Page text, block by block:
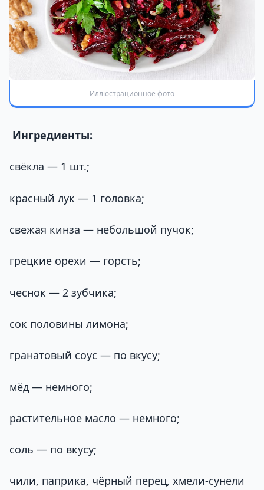
Иллюстрационное фото
Ингредиенты:
свёкла — 1 шт.;
красный лук — 1 головка;
свежая кинза — небольшой пучок;
грецкие орехи — горсть;
чеснок — 2 зубчика;
сок половины лимона;
гранатовый соус — по вкусу;
мёд — немного;
растительное масло — немного;
соль — по вкусу;
чили, паприка, чёрный перец, хмели-сунели